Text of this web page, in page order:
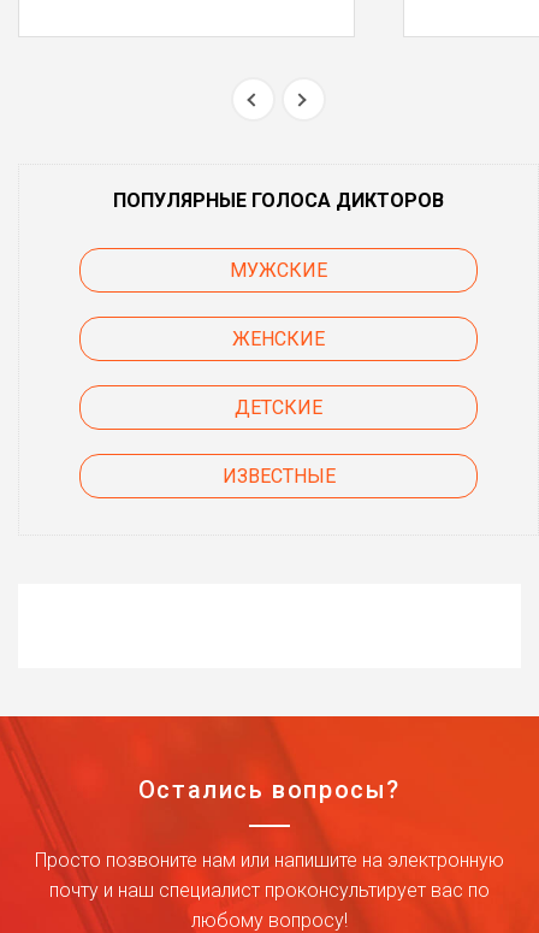
ПОПУЛЯРНЫЕ ГОЛОСА ДИКТОРОВ
МУЖСКИЕ
ЖЕНСКИЕ
ДЕТСКИЕ
ИЗВЕСТНЫЕ
Остались вопросы?
Просто позвоните нам или напишите на электронную
почту и наш специалист проконсультирует вас по
любому вопросу!